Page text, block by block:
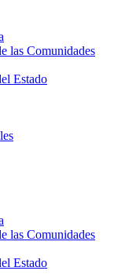
las Comunidades
Estado
las Comunidades
Estado